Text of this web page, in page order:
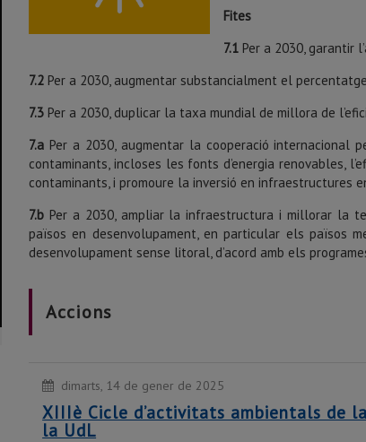
Fites
7.1Per a 2030, garantir
7.2 Per a 2030, augmentar substancialment el
7.3 Per a 2030, duplicar la taxa mundial de millora de
7.a Per a 2030, augmentar la cooperació
contaminants, incloses les fonts d’energia renovables,
contaminants, i promoure la inversió en infraestructures
7.b Per a 2030, ampliar la infraestructura i millorar la
països en desenvolupament, en particular els països
desenvolupament sense litoral, d’acord amb els
Accions
dimarts, 14 de gener de 2025
XIIIè Cicle d’activitats ambientals de
la UdL